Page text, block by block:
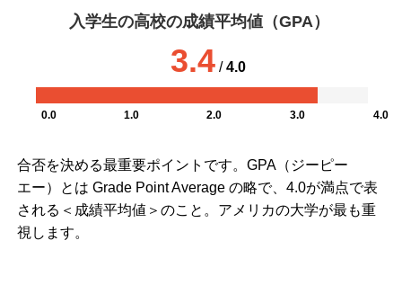
入学生の高校の成績平均値（GPA）
3.4/4.0
0.0 1.0 2.0 3.0 4.0
合否を決める最重要ポイントです。GPA（ジーピー
エー）とは Grade Point Average の略で、4.0が満点で表
される＜成績平均値＞のこと。アメリカの大学が最も重
視します。